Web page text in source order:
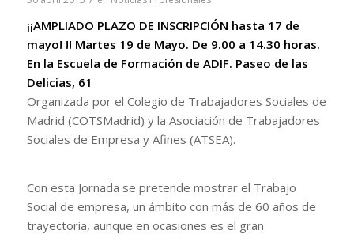
¡¡AMPLIADO PLAZO DE INSCRIPCIÓN hasta 17 de
mayo! !! Martes 19 de Mayo. De 9.00 a 14.30 horas.
En la Escuela de Formación de ADIF. Paseo de las
Delicias, 61
Organizada por el Colegio de Trabajadores Sociales de
Madrid (COTSMadrid) y la Asociación de Trabajadores
Sociales de Empresa y Afines (ATSEA).
Con esta Jornada se pretende mostrar el Trabajo
Social de empresa, un ámbito con más de 60 años de
trayectoria, aunque en ocasiones es el gran